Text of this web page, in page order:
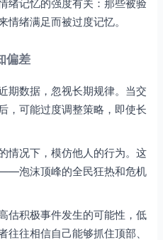
绪记忆的强度有关：那些被验
绪满足而被过度记忆。
偏差
期数据，忽视长期规律。当交
，可能过度调整策略，即使长
情况下，模仿他人的行为。这
泡沫顶峰的全民狂热和危机
估积极事件发生的可能性，低
往往相信自己能够抓住顶部、